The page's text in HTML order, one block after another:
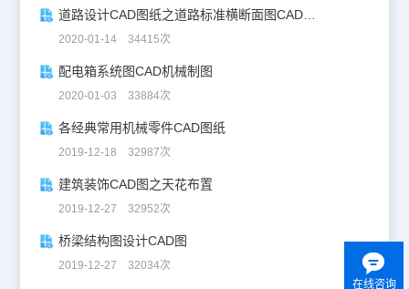
道路设计CAD图纸之道路标准横断面图CAD图纸
2020-01-14 34415次
配电箱系统图CAD机械制图
2020-01-03 33884次
各经典常用机械零件CAD图纸
2019-12-18 32987次
建筑装饰CAD图之天花布置
2019-12-27 32952次
桥梁结构图设计CAD图
2019-12-27 32034次
在线咨询